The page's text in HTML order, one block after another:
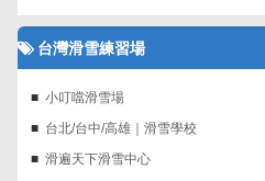
台灣滑雪練習場
小叮噹滑雪場
台北/台中/高雄｜滑雪學校
滑遍天下滑雪中心